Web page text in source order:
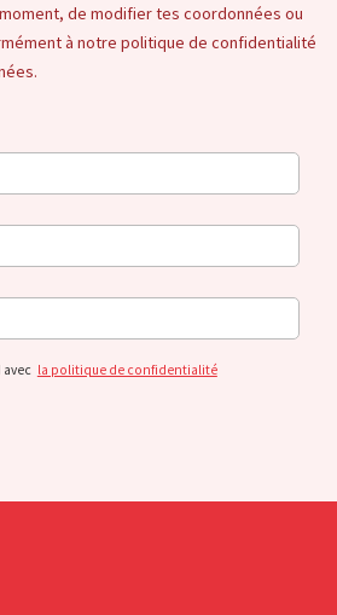
de modifier tes coordonnées ou
à notre politique de confidentialité
avec la politique de confidentialité